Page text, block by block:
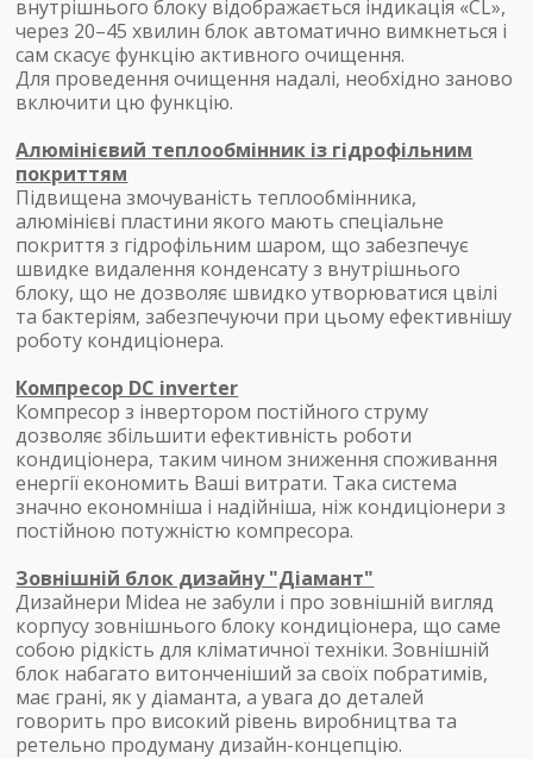
внутрішнього блоку відображається індикація «CL»,
через 20–45 хвилин блок автоматично вимкнеться і
сам скасує функцію активного очищення.
Для проведення очищення надалі, необхідно заново
включити цю функцію.
Алюмінієвий теплообмінник із гідрофільним
покриттям
Підвищена змочуваність теплообмінника,
алюмінієві пластини якого мають спеціальне
покриття з гідрофільним шаром, що забезпечує
швидке видалення конденсату з внутрішнього
блоку, що не дозволяє швидко утворюватися цвілі
та бактеріям, забезпечуючи при цьому ефективнішу
роботу кондиціонера.
Компресор DC inverter
Компресор з інвертором постійного струму
дозволяє збільшити ефективність роботи
кондиціонера, таким чином зниження споживання
енергії економить Ваші витрати. Така система
значно економніша і надійніша, ніж кондиціонери з
постійною потужністю компресора.
Зовнішній блок дизайну "Діамант"
Дизайнери Midea не забули і про зовнішній вигляд
корпусу зовнішнього блоку кондиціонера, що саме
собою рідкість для кліматичної техніки. Зовнішній
блок набагато витонченіший за своїх побратимів,
має грані, як у діаманта, а увага до деталей
говорить про високий рівень виробництва та
ретельно продуману дизайн-концепцію.